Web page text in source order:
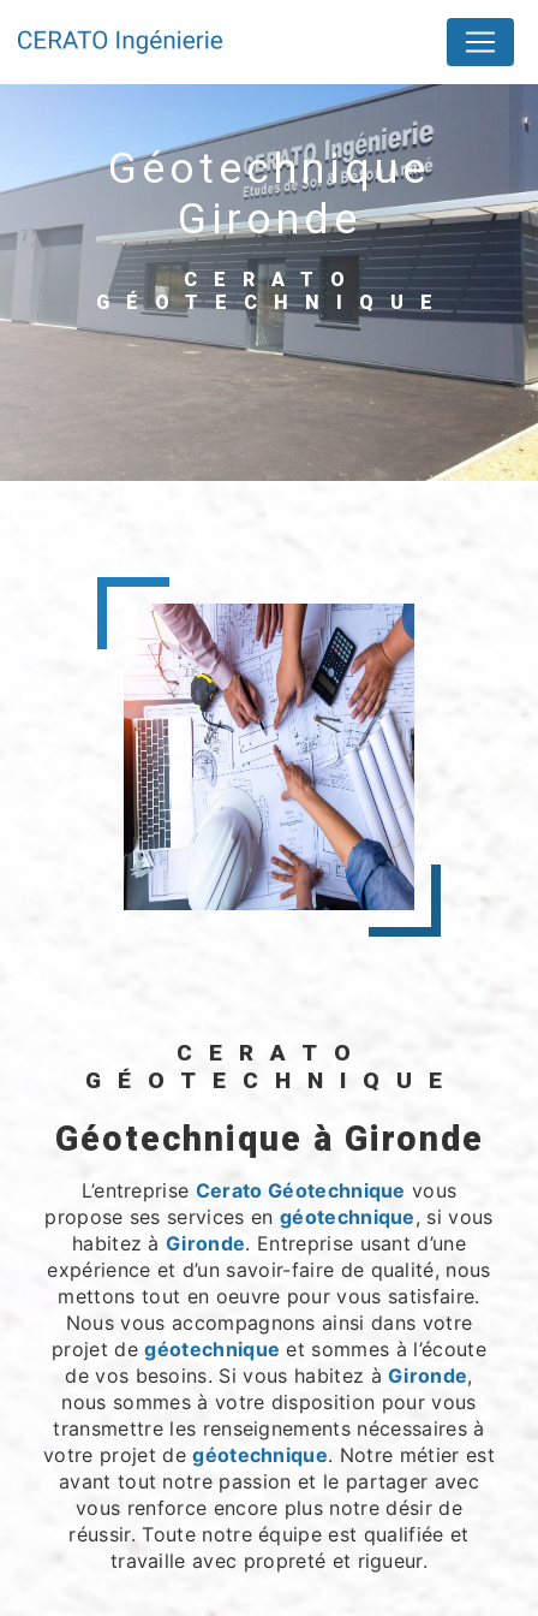
géotechnique
Gironde
CERATO
GÉOTECHNIQUE
CERATO
GÉOTECHNIQUE
géotechnique à Gironde
L’entreprise Cerato Géotechnique vous
propose ses services en géotechnique, si vous
habitez àGironde. Entreprise usant d’une
expérience et d’un savoir-faire de qualité, nous
mettons tout en oeuvre pour vous satisfaire.
Nous vous accompagnons ainsi dans votre
projet degéotechnique et sommes à l’écoute
de vos besoins. Si vous habitez àGironde,
nous sommes à votre disposition pour vous
transmettre les renseignements nécessaires à
votre projet degéotechnique. Notre métier est
avant tout notre passion et le partager avec
vous renforce encore plus notre désir de
réussir. Toute notre équipe est qualifiée et
travaille avec propreté et rigueur.